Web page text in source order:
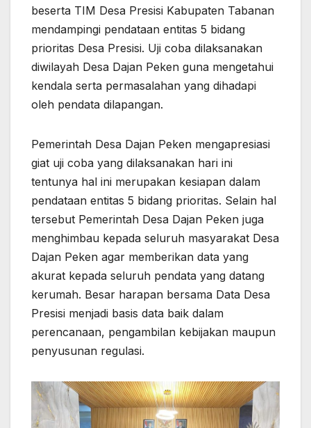
beserta TIM Desa Presisi Kabupaten Tabanan
mendampingi pendataan entitas 5 bidang
prioritas Desa Presisi. Uji coba dilaksanakan
diwilayah Desa Dajan Peken guna mengetahui
kendala serta permasalahan yang dihadapi
oleh pendata dilapangan.
Pemerintah Desa Dajan Peken mengapresiasi
giat uji coba yang dilaksanakan hari ini
tentunya hal ini merupakan kesiapan dalam
pendataan entitas 5 bidang prioritas. Selain hal
tersebut Pemerintah Desa Dajan Peken juga
menghimbau kepada seluruh masyarakat Desa
Dajan Peken agar memberikan data yang
akurat kepada seluruh pendata yang datang
kerumah. Besar harapan bersama Data Desa
Presisi menjadi basis data baik dalam
perencanaan, pengambilan kebijakan maupun
penyusunan regulasi.